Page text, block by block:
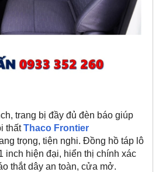
trang bị đầy đủ đèn báo giúp
thấtThaco Frontier
trọng, tiện nghi. Đồng hồ táp lô
inch hiện đại, hiển thị chính xác
thắt dây an toàn, cửa mở.